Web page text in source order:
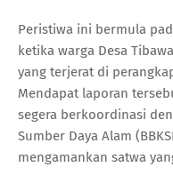
Peristiwa ini bermula
ketika warga Desa
yang terjerat di
Mendapat laporan
segera berkoordinasi
Sumber Daya Alam
mengamankan satwa